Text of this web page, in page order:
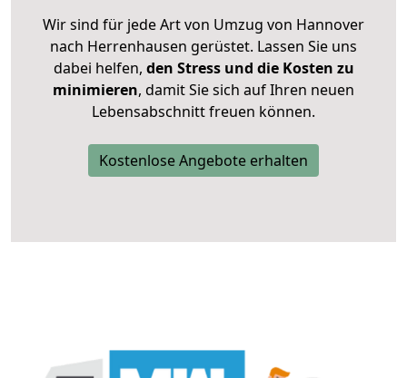
Wir sind für jede Art von Umzug von Hannover
nach Herrenhausen gerüstet. Lassen Sie uns
dabei helfen, den Stress und die Kosten zu
minimieren, damit Sie sich auf Ihren neuen
Lebensabschnitt freuen können.
Kostenlose Angebote erhalten